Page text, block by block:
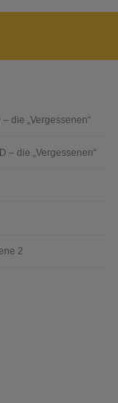
die „Vergessenen“
– die „Vergessenen“
2